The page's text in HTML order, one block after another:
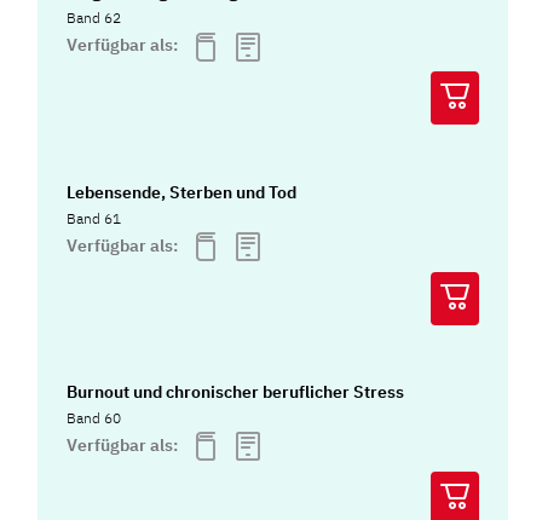
Band 62
Verfügbar als:
Lebensende, Sterben und Tod
Band 61
Verfügbar als:
Burnout und chronischer beruflicher Stress
Band 60
Verfügbar als: